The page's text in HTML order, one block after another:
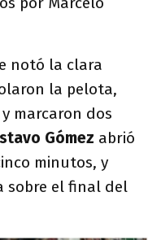
notó la clara
la pelota,
marcaron dos
Gómez abrió
minutos, y
sobre el final del